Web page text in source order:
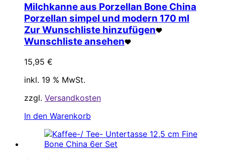
Milchkanne aus Porzellan Bone China
Porzellan simpel und modern 170 ml
Zur Wunschliste hinzufügen
Wunschliste ansehen
15,95 €
inkl. 19 % MwSt.
zzgl. Versandkosten
In den Warenkorb